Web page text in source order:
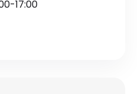
17:00